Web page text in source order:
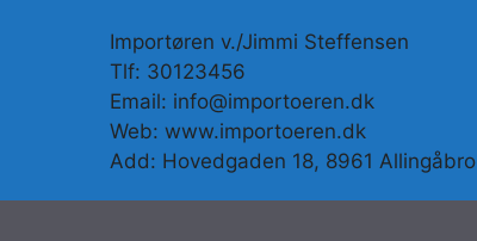
Importøren v./Jimmi Steffensen
Tlf: 30123456
Email: info@importoeren.dk
Web: www.importoeren.dk
Add: Hovedgaden 18, 8961 Allingåbro